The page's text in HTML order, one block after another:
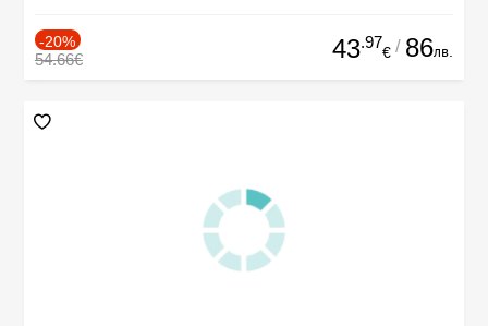
-20%
54.66€ 43.97
€ / 86лв.